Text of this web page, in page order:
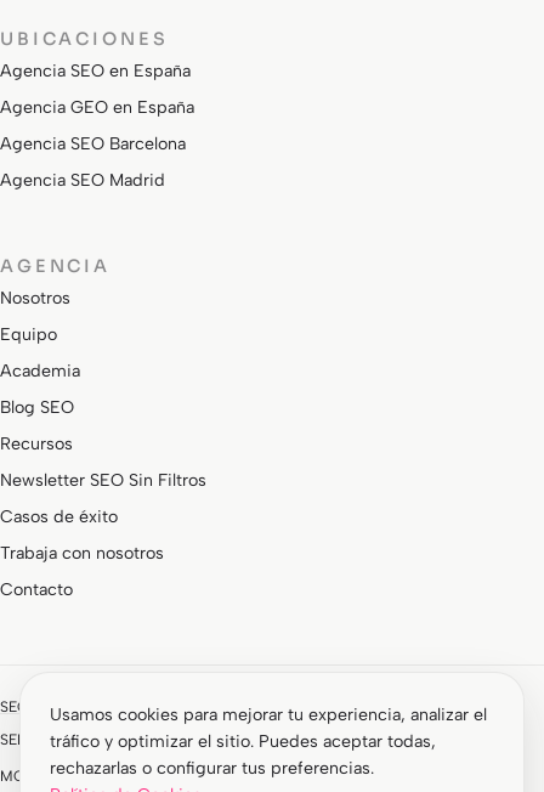
UBICACIONES
Agencia SEO en España
Agencia GEO en España
Agencia SEO Barcelona
Agencia SEO Madrid
AGENCIA
Nosotros
Equipo
Academia
Blog SEO
Recursos
Newsletter SEO Sin Filtros
Casos de éxito
Trabaja con nosotros
Contacto
SEOCOM forma parte de un grupo de marcas especializadas:
SEMStudio · SEM y paid mediaROIAnalytics · Analítica y CRO
MOON · Desarrollo webImpacktum · Marketing de influencers
Usamos cookies para mejorar tu experiencia, analizar el
tráfico y optimizar el sitio. Puedes aceptar todas,
rechazarlas o configurar tus preferencias.